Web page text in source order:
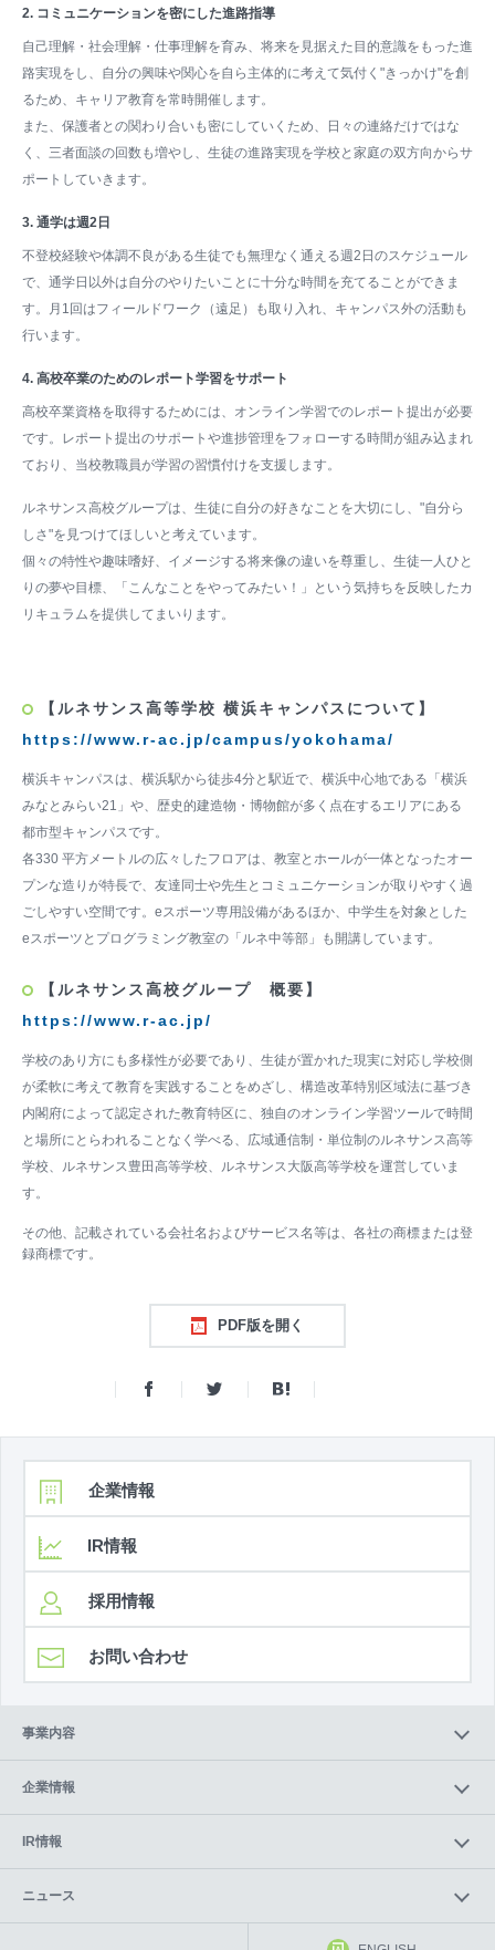
2. コミュニケーションを密にした進路指導
自己理解・社会理解・仕事理解を育み、将来を見据えた目的意識をもった進
路実現をし、自分の興味や関心を自ら主体的に考えて気付く"きっかけ"を創
るため、キャリア教育を常時開催します。
また、保護者との関わり合いも密にしていくため、日々の連絡だけではな
く、三者面談の回数も増やし、生徒の進路実現を学校と家庭の双方向からサ
ポートしていきます。
3. 通学は週2日
不登校経験や体調不良がある生徒でも無理なく通える週2日のスケジュール
で、通学日以外は自分のやりたいことに十分な時間を充てることができま
す。月1回はフィールドワーク（遠足）も取り入れ、キャンパス外の活動も
行います。
4. 高校卒業のためのレポート学習をサポート
高校卒業資格を取得するためには、オンライン学習でのレポート提出が必要
です。レポート提出のサポートや進捗管理をフォローする時間が組み込まれ
ており、当校教職員が学習の習慣付けを支援します。
ルネサンス高校グループは、生徒に自分の好きなことを大切にし、"自分ら
しさ"を見つけてほしいと考えています。
個々の特性や趣味嗜好、イメージする将来像の違いを尊重し、生徒一人ひと
りの夢や目標、「こんなことをやってみたい！」という気持ちを反映したカ
リキュラムを提供してまいります。
【ルネサンス高等学校 横浜キャンパスについて】
https://www.r-ac.jp/campus/yokohama/
横浜キャンパスは、横浜駅から徒歩4分と駅近で、横浜中心地である「横浜
みなとみらい21」や、歴史的建造物・博物館が多く点在するエリアにある
都市型キャンパスです。
各330 平方メートルの広々したフロアは、教室とホールが一体となったオー
プンな造りが特長で、友達同士や先生とコミュニケーションが取りやすく過
ごしやすい空間です。eスポーツ専用設備があるほか、中学生を対象とした
eスポーツとプログラミング教室の「ルネ中等部」も開講しています。
【ルネサンス高校グループ 概要】
https://www.r-ac.jp/
学校のあり方にも多様性が必要であり、生徒が置かれた現実に対応し学校側
が柔軟に考えて教育を実践することをめざし、構造改革特別区域法に基づき
内閣府によって認定された教育特区に、独自のオンライン学習ツールで時間
と場所にとらわれることなく学べる、広域通信制・単位制のルネサンス高等
学校、ルネサンス豊田高等学校、ルネサンス大阪高等学校を運営していま
す。
その他、記載されている会社名およびサービス名等は、各社の商標または登
録商標です。
PDF版を開く
企業情報
IR情報
採用情報
お問い合わせ
事業内容
企業情報
IR情報
ニュース